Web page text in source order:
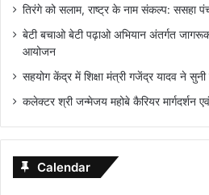
तिरंगे को सलाम, राष्ट्र के नाम संकल्प: ससहा
बेटी बचाओ बेटी पढ़ाओ अभियान अंतर्गत
आयोजन
सहयोग केंद्र में शिक्षा मंत्री गजेंद्र यादव ने सुनी
कलेक्टर श्री जन्मेजय महोबे कैरियर मार्गदर्शन
Calendar